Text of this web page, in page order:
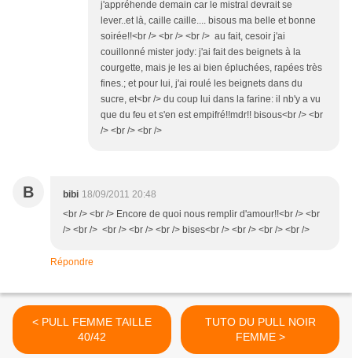
j'appréhende demain car le mistral devrait se
lever..et là, caille caille.... bisous ma belle et bonne
soirée!!<br /> <br /> <br /> au fait, cesoir j'ai
couillonné mister jody: j'ai fait des beignets à la
courgette, mais je les ai bien épluchées, rapées très
fines.; et pour lui, j'ai roulé les beignets dans du
sucre, et<br /> du coup lui dans la farine: il nb'y a vu
que du feu et s'en est empifré!!mdr!! bisous<br /> <br
/> <br /> <br />
B bibi 18/09/2011 20:48
<br /> <br /> Encore de quoi nous remplir d'amour!!<br /> <br
/> <br /> <br /> <br /> <br /> bises<br /> <br /> <br /> <br />
Répondre
< PULL FEMME TAILLE
40/42
TUTO DU PULL NOIR
FEMME >